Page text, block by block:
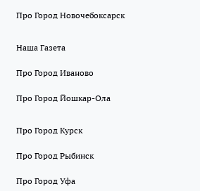
Про Город Новочебоксарск
Наша Газета
Про Город Иваново
Про Город Йошкар-Ола
Про Город Курск
Про Город Рыбинск
Про Город Уфа